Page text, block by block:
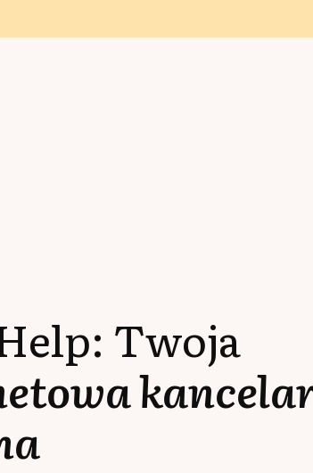
Twoja